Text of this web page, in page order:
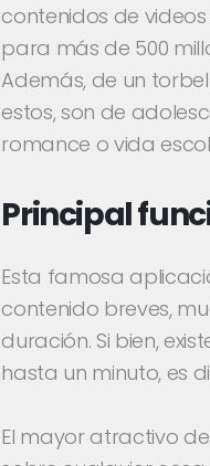
contenidos de
para más de 500
Además, de un
estos, son de
romance o vida
Principal
Esta famosa
contenido breves,
duración. Si bien,
hasta un minuto, es
El mayor atractivo